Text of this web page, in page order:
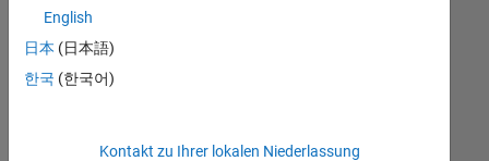
Ihren
entsprechen,
werden
unseres
English
日本 (日本語)
한국 (한국어)
Kontakt zu Ihrer lokalen Niederlassung